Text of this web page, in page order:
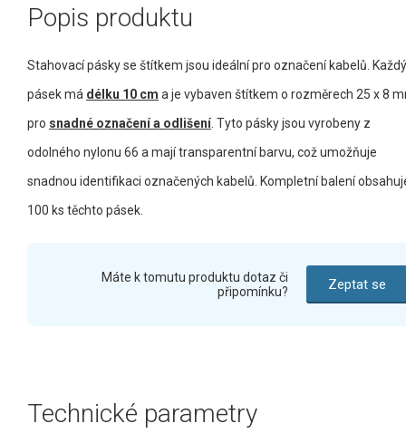
Popis produktu
Stahovací pásky se štítkem jsou ideální pro označení kabelů. Každý
pásek má délku 10 cm a je vybaven štítkem o rozměrech 25 x 8
pro snadné označení a odlišení. Tyto pásky jsou vyrobeny z
odolného nylonu 66 a mají transparentní barvu, což umožňuje
snadnou identifikaci označených kabelů. Kompletní balení
100 ks těchto pásek.
Máte k tomutu produktu dotaz či
připomínku?
Zeptat se
Technické parametry